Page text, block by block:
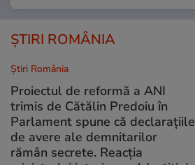
ȘTIRI ROMÂNIA
Știri România
Proiectul de reformă a ANI
trimis de Cătălin Predoiu în
Parlament spune că declarațiile
de avere ale demnitarilor
rămân secrete. Reacția